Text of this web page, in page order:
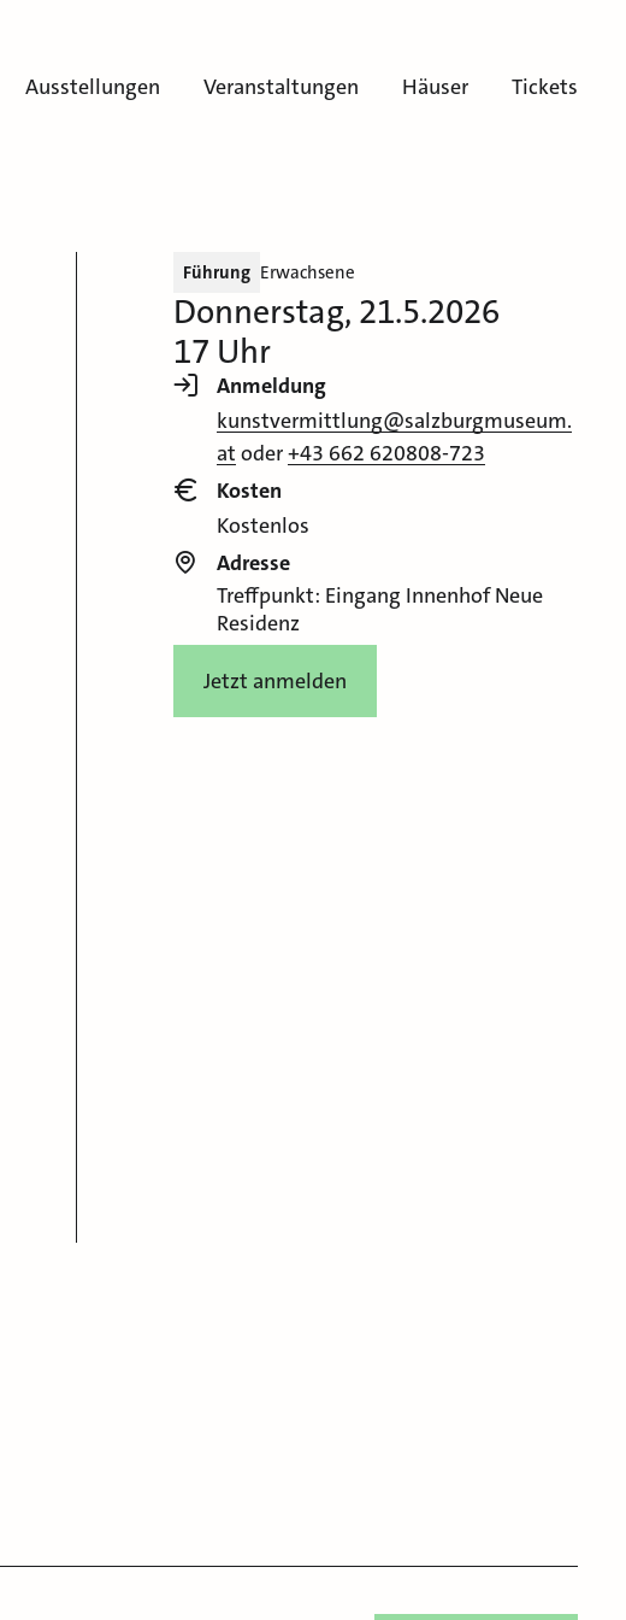
Ausstellungen Veranstaltungen Häuser Tickets
Führung Erwachsene
Donnerstag, 21.5.2026
17 Uhr
Anmeldung
kunstvermittlung@salzburgmuseum.
at oder+43 662 620808-723
Kosten
Kostenlos
Adresse
Treffpunkt: Eingang Innenhof Neue
Residenz
Jetzt anmelden